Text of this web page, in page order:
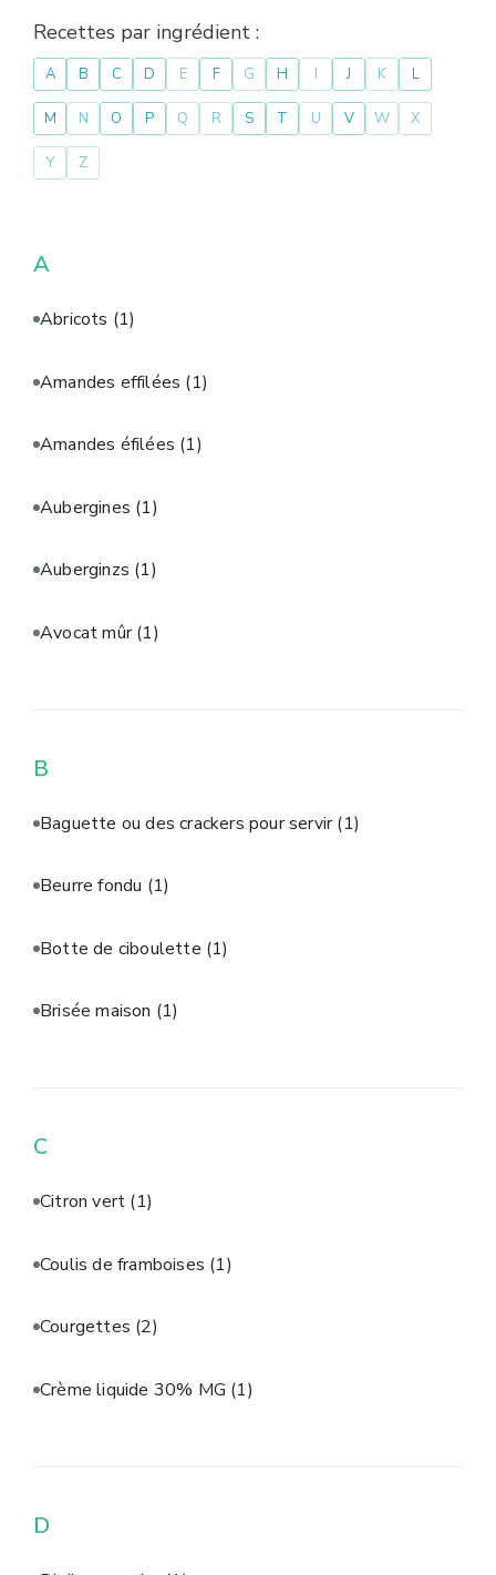
Recettes par ingrédient :
A B C D E F G H I J K L
M N O P Q R S T U V W X
Y Z
A
Abricots (1)
Amandes effilées (1)
Amandes éfilées (1)
Aubergines (1)
Auberginzs (1)
Avocat mûr(1)
B
Baguette ou des crackers pour servir(1)
Beurre fondu (1)
Botte de ciboulette (1)
Brisée maison (1)
C
Citron vert (1)
Coulis de framboises (1)
Courgettes (2)
Crème liquide 30% MG (1)
D